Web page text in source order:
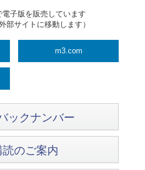
電子版を販売しています
部サイトに移動します）
m3.com
ックナンバー
読のご案内